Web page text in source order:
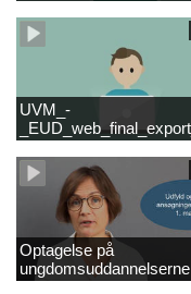
UVM_-
Optagelse på